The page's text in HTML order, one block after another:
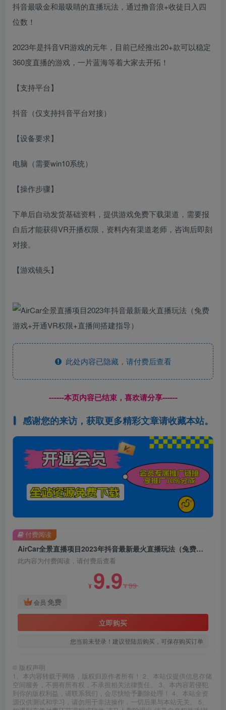
抖音最吸金和最吸睛的直播玩法，通过撸音浪+收徒日入四
位数！
2023年是抖音VR游戏的元年，目前已经推出20+款可以稳定
360度直播的游戏，一片蓝海等着大家去开拓！
【支持平台】
抖音（仅支持抖音平台对接）
【设备要求】
电脑（需要win10系统）
【操作步骤】
下单后自动发货基础资料，提供游戏免费下载渠道，需要报
白后才能获得VR开播权限，资料内有渠道老师，咨询后即刻
对接。
【游戏镜头】
此处内容已隐藏，请付费后查看
------本页内容已结束，喜欢请分享------
感谢您的来访，获取更多精彩文章请收藏本站。
AirCar全景直播项目2023年抖音最新最火直播玩法（兔费游戏+开通VR权限+直播间搭建指导）
此内容为付费阅读，请付费后查看
¥ 9.9¥99
会员 免费
立即购买
您当前未登录！建议登陆后购买，可保存购买订单
付费阅读
© 版权声明
1、本内容转载于网络，版权归原作者所有！ 2、本站仅提供信息存储
空间服务，不拥有所有权，不承担相关法律责任。 3、本内容若侵犯
到你的版权利益，请联系我们，会尽快给予删除处理！ 4、本站全资
源仅供测试和学习，请勿用于非法操作，一切后果与本站无关。 5、